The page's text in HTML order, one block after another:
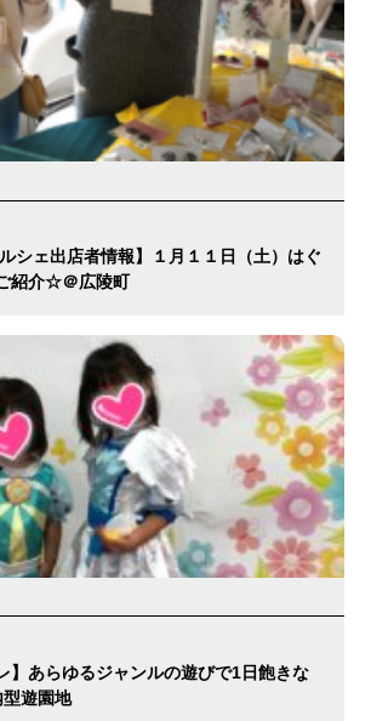
シェ出店者情報】１月１１日（土）はぐ
紹介☆＠広陵町
】あらゆるジャンルの遊びで1日飽きな
遊園地